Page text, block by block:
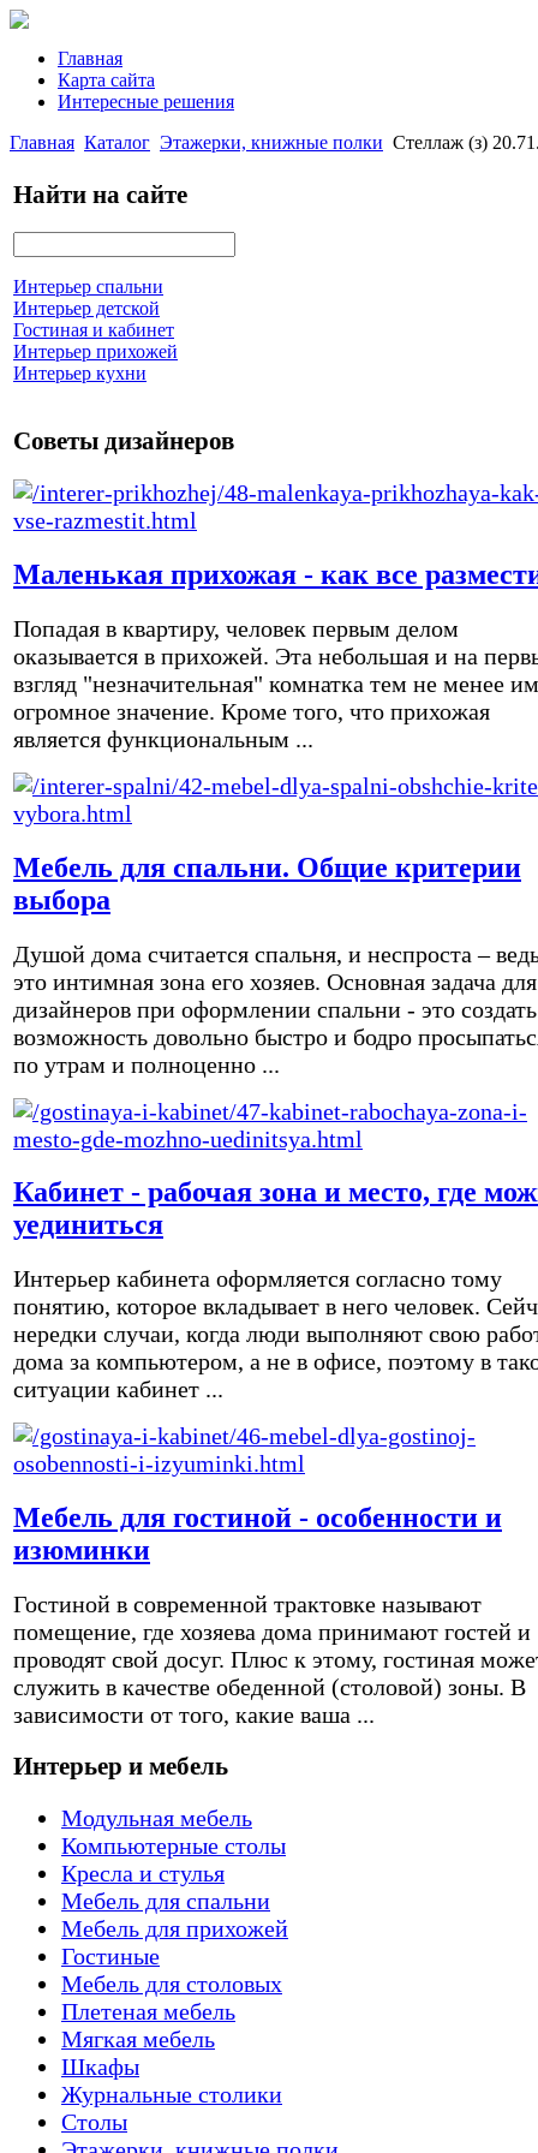
Главная
Карта сайта
Интересные решения
Главная Каталог Этажерки, книжные полки Стеллаж (з)
Найти на сайте
Интерьер спальни
Интерьер детской
Гостиная и кабинет
Интерьер прихожей
Интерьер кухни
Советы дизайнеров
Маленькая прихожая - как все
Попадая в квартиру, человек первым делом
оказывается в прихожей. Эта небольшая и на
взгляд "незначительная" комнатка тем не менее
огромное значение. Кроме того, что прихожая
является функциональным ...
Мебель для спальни. Общие критерии
выбора
Душой дома считается спальня, и неспроста –
это интимная зона его хозяев. Основная задача для
дизайнеров при оформлении спальни - это создать
возможность довольно быстро и бодро
по утрам и полноценно ...
Кабинет - рабочая зона и место, где
уединиться
Интерьер кабинета оформляется согласно тому
понятию, которое вкладывает в него человек.
нередки случаи, когда люди выполняют свою
дома за компьютером, а не в офисе, поэтому в
ситуации кабинет ...
Мебель для гостиной - особенности и
изюминки
Гостиной в современной трактовке называют
помещение, где хозяева дома принимают гостей и
проводят свой досуг. Плюс к этому, гостиная
служить в качестве обеденной (столовой) зоны. В
зависимости от того, какие ваша ...
Интерьер и мебель
Модульная мебель
Компьютерные столы
Кресла и стулья
Мебель для спальни
Мебель для прихожей
Гостиные
Мебель для столовых
Плетеная мебель
Мягкая мебель
Шкафы
Журнальные столики
Столы